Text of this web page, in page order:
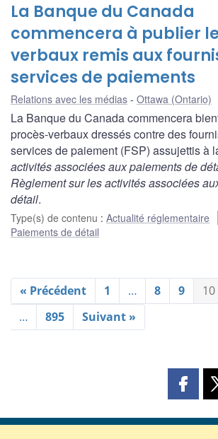
La Banque du Canada
commencera à publier
verbaux remis aux
services de paiements
Relations avec les médias Ottawa (Ontario)
La Banque du Canada commencera
procès-verbaux dressés contre des
services de paiement (FSP) assujettis à
activités associées aux paiements de
Règlement sur les activités associées
détail.
Type(s) de contenu : Actualité réglementaire
Paiements de détail
« Précédent 1 … 8 9 10
…
895 Suivant »
page